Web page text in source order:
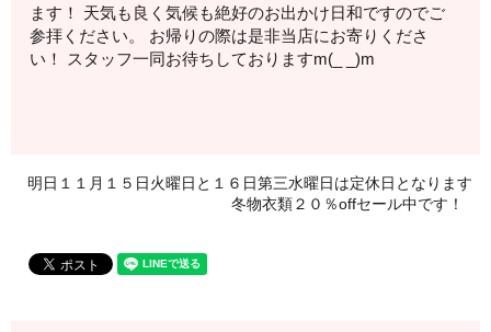
ます！ 天気も良く気候も絶好のお出かけ日和ですのでご
参拝ください。 お帰りの際は是非当店にお寄りくださ
い！ スタッフ一同お待ちしておりますm(_ _)m
明日１１月１５日火曜日と１６日第三水曜日は定休日となります
冬物衣類２０％offセール中です！